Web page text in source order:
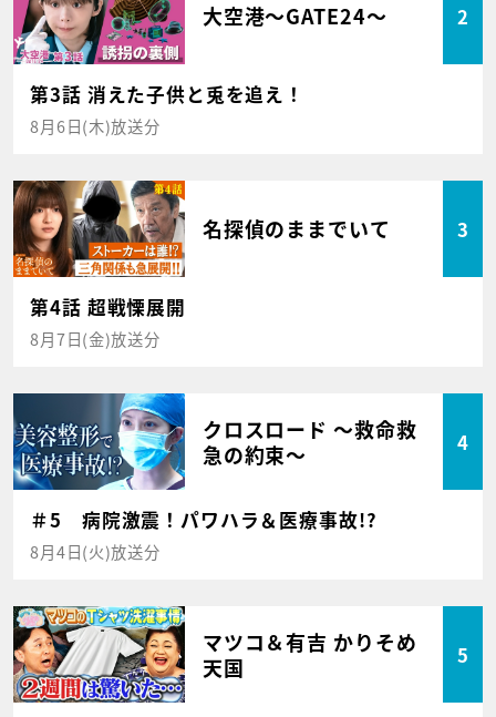
大空港～GATE24～ 2
第3話 消えた子供と兎を追え！
8月6日(木)放送分
名探偵のままでいて 3
第4話 超戦慄展開
8月7日(金)放送分
クロスロード ～救命救
急の約束～
4
＃5 病院激震！パワハラ＆医療事故!?
8月4日(火)放送分
マツコ＆有吉 かりそめ
天国
5